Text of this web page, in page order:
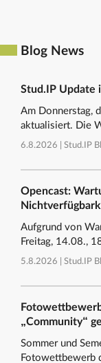
Blog News
Stud.IP Update
Am Donnerstag,
aktualisiert. Die
6.8.2026 | Stud.IP
Opencast:
Aufgrund von
Freitag, 14.08.,
5.8.2026 | Stud.IP
„Community“
Sommer und
Fotowettbewerb